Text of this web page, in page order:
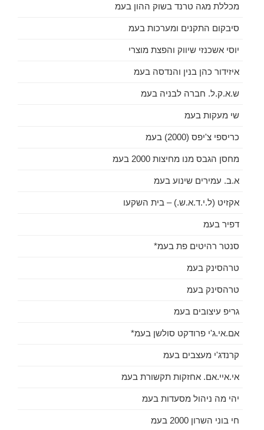
מכללת מגה טרנד בשוק ההון בעמ
סיבקום התקנים ומערכות בעמ
יוסי אשכנזי שיווק והפצת מוצרי
איזידור כהן בנין והנדסה בעמ
ש.א.ק.ל. חברה לבניה בעמ
שי מעקות בעמ
כריספי צ'יפס (2000) בעמ
מחסן הגבס מנו מחיצות 2000 בעמ
א.ב. עמירים שינוע בעמ
אקזיט (ל.י.ד.א.ש.) – בית השקעו
דפיר בעמ
סנטר רהיטים פת בעמ*
טרהסינק בעמ
טרהסינק בעמ
גריפ עיצובים בעמ
אם.אי.ג'י פרודקט סולשן בעמ*
קרנדג'י מעצבים בעמ
אי.איי.אם. אחזקות תקשורת בעמ
יהי מה ניהול מסעדות בעמ
חי בוני השרון 2000 בעמ